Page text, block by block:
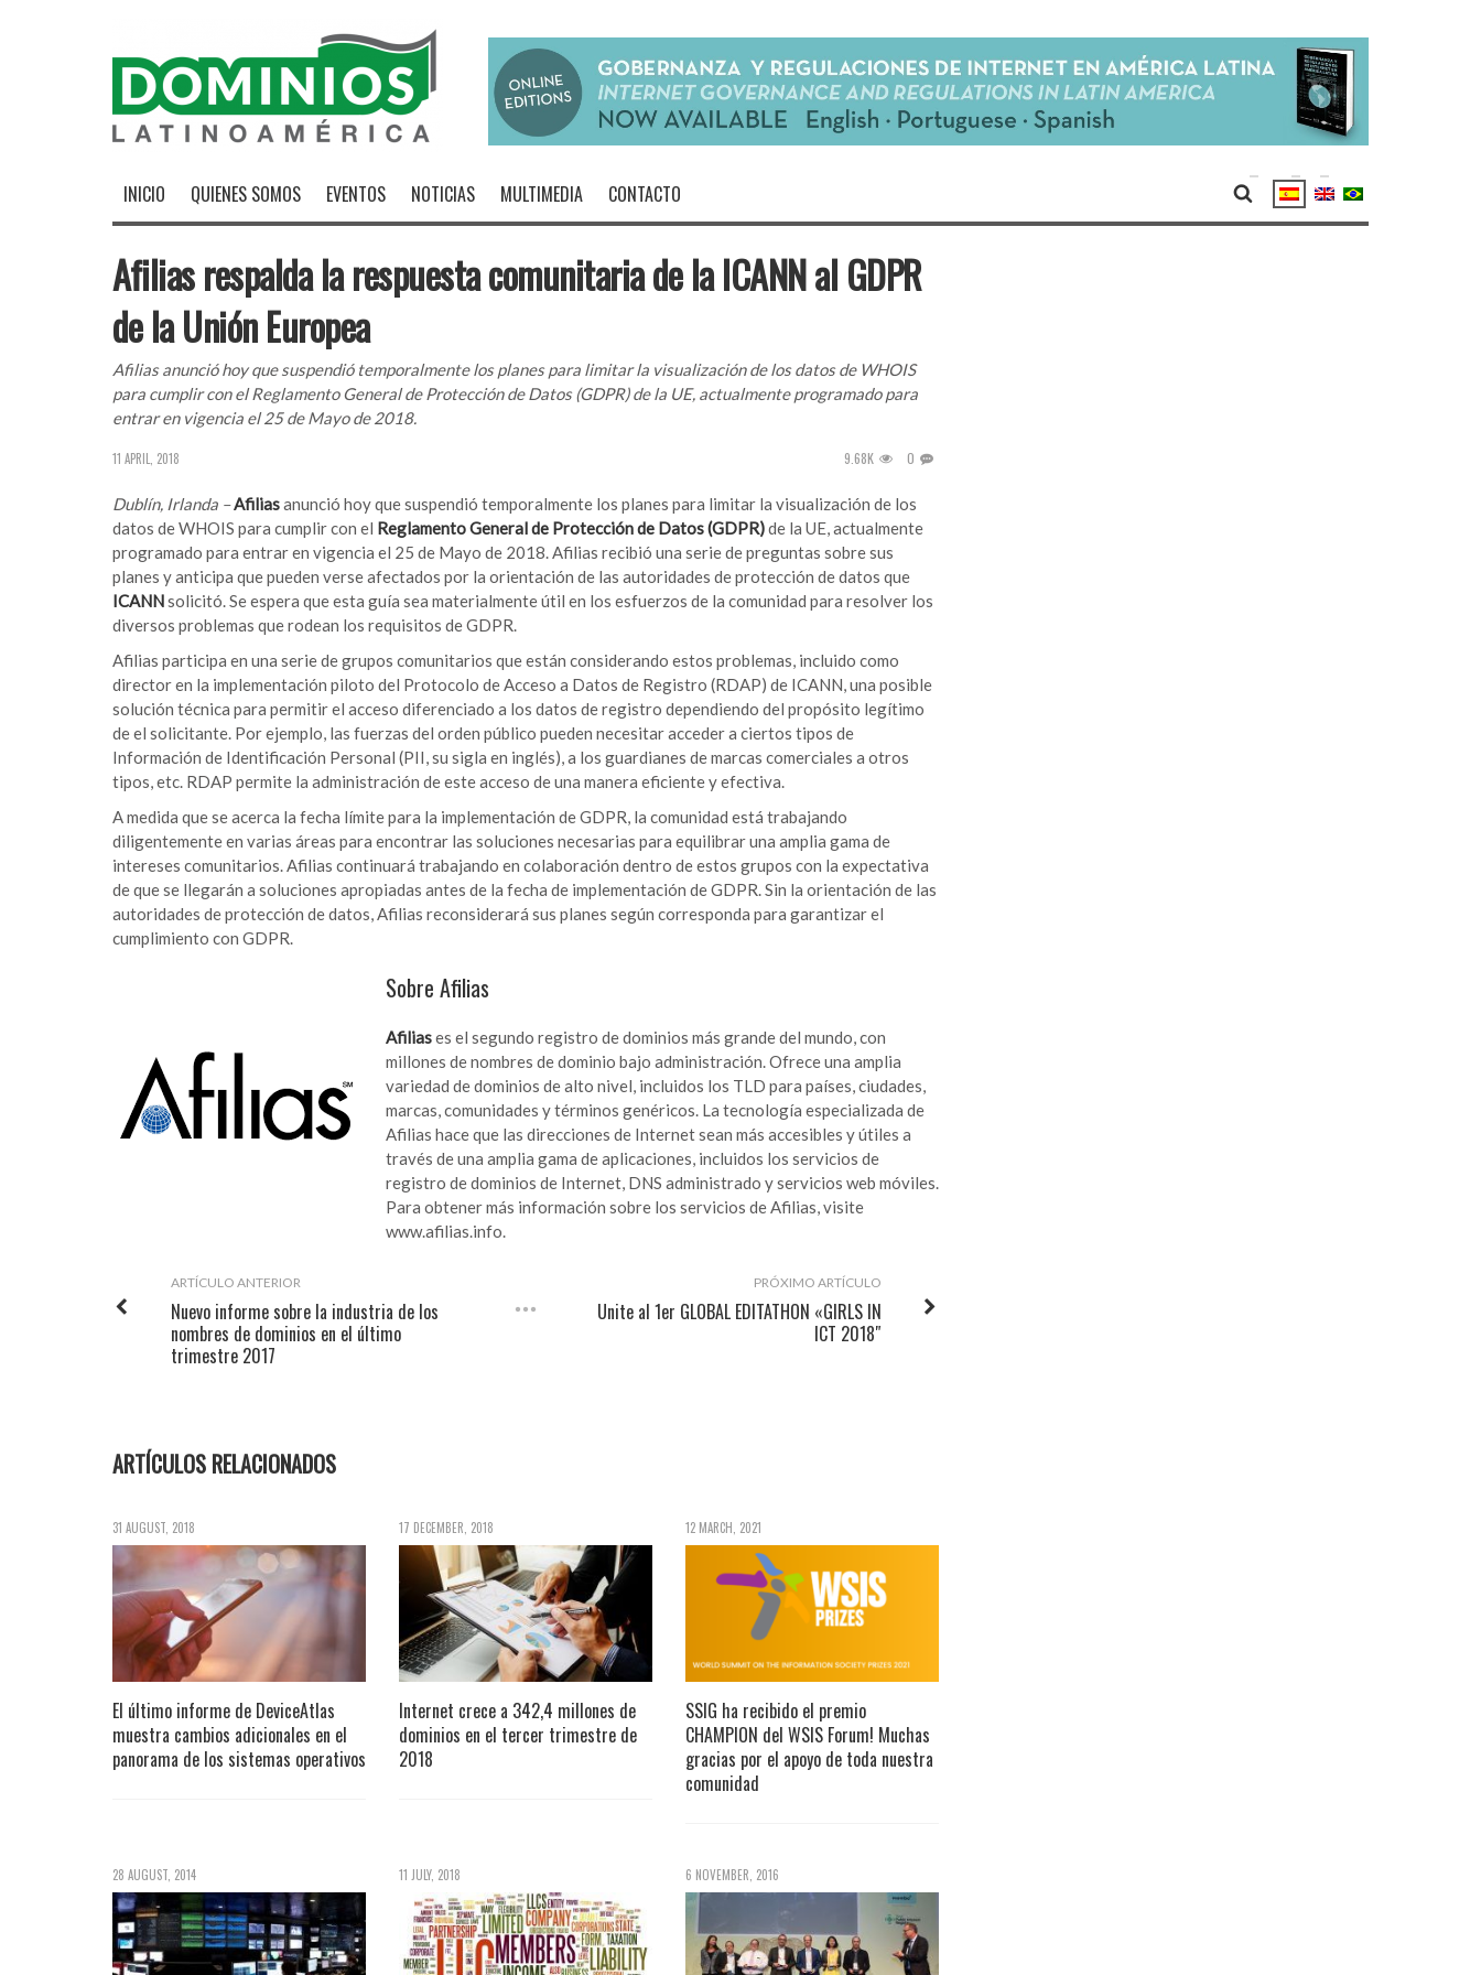
INICIO QUIENES SOMOS EVENTOS NOTICIAS MULTIMEDIA CONTACTO
Afilias respalda la respuesta comunitaria de la ICANN al GDPR
de la Unión Europea
Afilias anunció hoy que suspendió temporalmente los planes para limitar la visualización de los datos de WHOIS
para cumplir con el Reglamento General de Protección de Datos (GDPR) de la UE, actualmente programado para
entrar en vigencia el 25 de Mayo de 2018.
11 APRIL, 2018 9.68K 0
Dublín, Irlanda –Afiliasanunció hoy que suspendió temporalmente los planes para limitar la visualización de los
datos de WHOIS para cumplir con el Reglamento General de Protección de Datos (GDPR)de la UE, actualmente
programado para entrar en vigencia el 25 de Mayo de 2018. Afilias recibió una serie de preguntas sobre sus
planes y anticipa que pueden verse afectados por la orientación de las autoridades de protección de datos que
ICANNsolicitó. Se espera que esta guía sea materialmente útil en los esfuerzos de la comunidad para resolver los
diversos problemas que rodean los requisitos de GDPR.
Afilias participa en una serie de grupos comunitarios que están considerando estos problemas, incluido como
director en la implementación piloto del Protocolo de Acceso a Datos de Registro (RDAP) de ICANN, una posible
solución técnica para permitir el acceso diferenciado a los datos de registro dependiendo del propósito legítimo
de el solicitante. Por ejemplo, las fuerzas del orden público pueden necesitar acceder a ciertos tipos de
Información de Identificación Personal (PII, su sigla en inglés), a los guardianes de marcas comerciales a otros
tipos, etc. RDAP permite la administración de este acceso de una manera eficiente y efectiva.
A medida que se acerca la fecha límite para la implementación de GDPR, la comunidad está trabajando
diligentemente en varias áreas para encontrar las soluciones necesarias para equilibrar una amplia gama de
intereses comunitarios. Afilias continuará trabajando en colaboración dentro de estos grupos con la expectativa
de que se llegarán a soluciones apropiadas antes de la fecha de implementación de GDPR. Sin la orientación de las
autoridades de protección de datos, Afilias reconsiderará sus planes según corresponda para garantizar el
cumplimiento con GDPR.
Sobre Afilias
Afiliases el segundo registro de dominios más grande del mundo, con
millones de nombres de dominio bajo administración. Ofrece una amplia
variedad de dominios de alto nivel, incluidos los TLD para países, ciudades,
marcas, comunidades y términos genéricos. La tecnología especializada de
Afilias hace que las direcciones de Internet sean más accesibles y útiles a
través de una amplia gama de aplicaciones, incluidos los servicios de
registro de dominios de Internet, DNS administrado yservicios web móviles.
Para obtener más información sobre los servicios de Afilias, visite
www.afilias.info.
PRÓXIMO ARTÍCULO
Unite al 1er GLOBAL EDITATHON «GIRLS IN
ICT 2018″
ARTÍCULO ANTERIOR
Nuevo informe sobre la industria de los
nombres de dominios en el último
trimestre 2017
ARTÍCULOS RELACIONADOS
31 AUGUST, 2018
El último informe de DeviceAtlas
muestra cambios adicionales en el
panorama de los sistemas operativos
17 DECEMBER, 2018
Internet crece a 342,4 millones de
dominios en el tercer trimestre de
2018
12 MARCH, 2021
SSIG ha recibido el premio
CHAMPION del WSIS Forum! Muchas
gracias por el apoyo de toda nuestra
comunidad
28 AUGUST, 2014 11 JULY, 2018 6 NOVEMBER, 2016